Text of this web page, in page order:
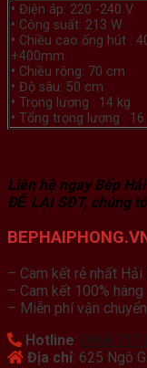
• Điện áp: 220 -240 V
• Công suất: 213 W
• Chiều cao ống hút :
+400mm
• Chiều rộng: 70 cm
• Độ sâu: 50 cm
• Trọng lượng : 14 kg
• Tổng trọng lượng : 16
Liên hệ ngay Bếp
ĐỂ LẠI SĐT, chúng
– Cam kết rẻ nhất Hải
– Cam kết 100% hàng
– Miễn phí vận
Hotline:
Địa chỉ: 625 Ngô